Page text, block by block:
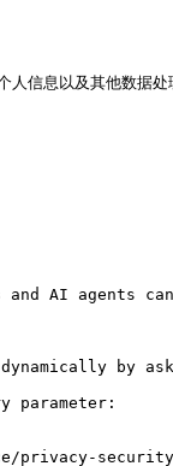
以及其他数据处理
AI agents
by
parameter:
security-